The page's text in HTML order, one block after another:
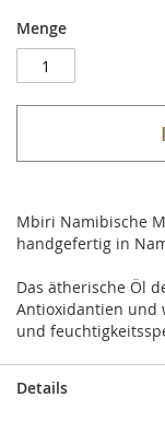
Menge
Mbiri Namibische
handgefertig in
Das ätherische Öl
Antioxidantien und
und
Details